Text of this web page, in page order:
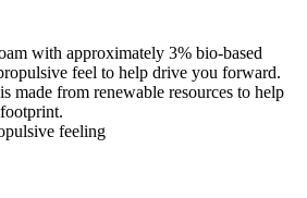
with approximately 3% bio-based
feel to help drive you forward.
made from renewable resources to help
feeling